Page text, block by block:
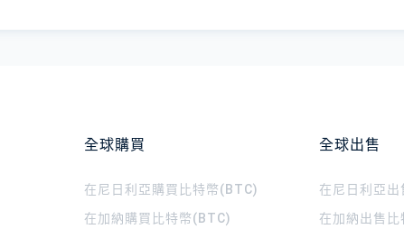
全球購買
在尼日利亞購買比特幣(BTC)
在加納購買比特幣(BTC)
全球出售
在尼日利亞
在加納出售